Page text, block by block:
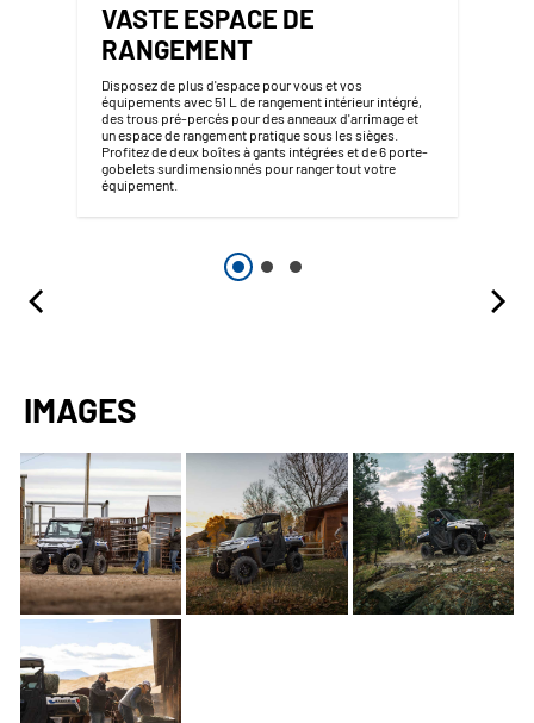
VASTE ESPACE DE
RANGEMENT
Disposez de plus d'espace pour vous et vos
équipements avec 51 L de rangement intérieur intégré,
des trous pré-percés pour des anneaux d'arrimage et
un espace de rangement pratique sous les sièges.
Profitez de deux boîtes à gants intégrées et de 6 porte-
gobelets surdimensionnés pour ranger tout votre
équipement.
IMAGES